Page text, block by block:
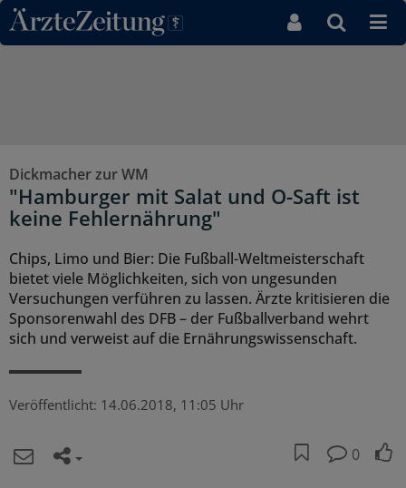
Direkt zum Inhaltsbereich
Dickmacher zur WM
"Hamburger mit Salat und O-Saft ist
keine Fehlernährung"
Chips, Limo und Bier: Die Fußball-Weltmeisterschaft
bietet viele Möglichkeiten, sich von ungesunden
Versuchungen verführen zu lassen. Ärzte kritisieren die
Sponsorenwahl des DFB – der Fußballverband wehrt
sich und verweist auf die Ernährungswissenschaft.
Veröffentlicht: 14.06.2018, 11:05 Uhr
0